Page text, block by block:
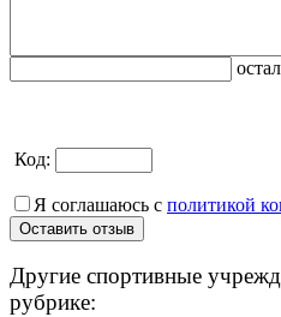
Код:
Я соглашаюсь с политикой
Другие спортивные
рубрике: